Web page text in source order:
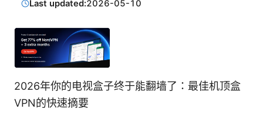
Last updated:2026-05-10
2026年你的电视盒子终于能翻墙了：最佳机顶盒
VPN的快速摘要